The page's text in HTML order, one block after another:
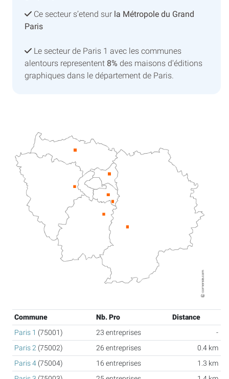
Ce secteur s’etend sur la Métropole du Grand
Paris
Le secteur de Paris 1 avec les communes
alentours representent 8% des maisons d'éditions
graphiques dans le département de Paris.
Commune Nb. Pro
Distance
Paris 1 (75001) 23 entreprises
-
Paris 2 (75002) 26 entreprises
0.4 km
Paris 4 (75004) 16 entreprises
1.3 km